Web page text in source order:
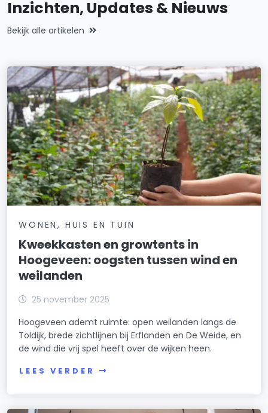
Inzichten, Updates & Nieuws
Bekijk alle artikelen
WONEN, HUIS EN TUIN
Kweekkasten en growtents in
Hoogeveen: oogsten tussen wind en
weilanden
25 november 2025
Hoogeveen ademt ruimte: open weilanden langs de
Toldijk, brede zichtlijnen bij Erflanden en De Weide, en
de wind die vrij spel heeft over de wijken heen.
LEES VERDER